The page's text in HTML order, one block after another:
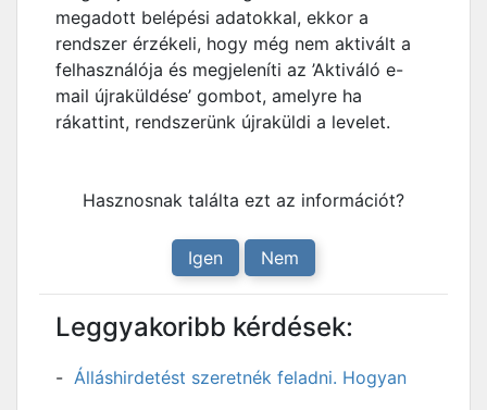
megadott belépési adatokkal, ekkor a
rendszer érzékeli, hogy még nem aktivált a
felhasználója és megjeleníti az ’Aktiváló e-
mail újraküldése’ gombot, amelyre ha
rákattint, rendszerünk újraküldi a levelet.
Hasznosnak találta ezt az információt?
Igen Nem
Leggyakoribb kérdések:
Álláshirdetést szeretnék feladni. Hogyan